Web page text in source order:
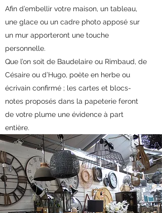
Afin d’embellir votre maison, un tableau,
une glace ou un cadre photo apposé sur
un mur apporteront une touche
personnelle.
Que l’on soit de Baudelaire ou Rimbaud, de
Césaire ou d’Hugo, poète en herbe ou
écrivain confirmé ; les cartes et blocs-
notes proposés dans la papeterie feront
de votre plume une évidence à part
entière.